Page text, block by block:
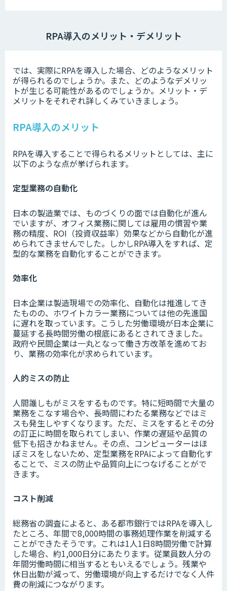
RPA導入のメリット・デメリット
では、実際にRPAを導入した場合、どのようなメリット
が得られるのでしょうか。また、どのようなデメリッ
トが生じる可能性があるのでしょうか。メリット・デ
メリットをそれぞれ詳しくみていきましょう。
RPA導入のメリット
RPAを導入することで得られるメリットとしては、主に
以下のような点が挙げられます。
定型業務の自動化
日本の製造業では、ものづくりの面では自動化が進ん
でいますが、オフィス業務に関しては雇用の慣習や業
務の精度、ROI（投資収益率）効果などから自動化が進
められてきませんでした。しかしRPA導入をすれば、定
型的な業務を自動化することができます。
効率化
日本企業は製造現場での効率化、自動化は推進してき
たものの、ホワイトカラー業務については他の先進国
に遅れを取っています。こうした労働環境が日本企業に
蔓延する長時間労働の根底にあるとされてきました。
政府や民間企業は一丸となって働き方改革を進めてお
り、業務の効率化が求められています。
人的ミスの防止
人間誰しもがミスをするものです。特に短時間で大量の
業務をこなす場合や、長時間にわたる業務などではミ
スも発生しやすくなります。ただ、ミスをするとその分
の訂正に時間を取られてしまい、作業の遅延や品質の
低下も招きかねません。その点、コンピューターはほ
ぼミスをしないため、定型業務をRPAによって自動化す
ることで、ミスの防止や品質向上につなげることがで
きます。
コスト削減
総務省の調査によると、ある都市銀行ではRPAを導入し
たところ、年間で8,000時間の事務処理作業を削減する
ことができたそうです。これは1人1日8時間労働で計算
した場合、約1,000日分にあたります。従業員数人分の
年間労働時間に相当するともいえるでしょう。残業や
休日出勤が減って、労働環境が向上するだけでなく人件
費の削減につながります。